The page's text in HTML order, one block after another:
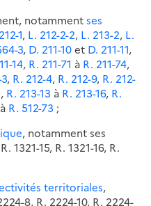
notammentses
1, L. 212-2-2, L. 213-2, L.
3, D. 211-10et D. 211-11,
14, R. 211-71 à R. 211-74,
, R. 212-4, R. 212-9, R. 212-
, R. 213-13 à R. 213-16, R.
à R. 512-73 ;
, notamment ses
1321-15, R. 1321-16, R.
territoriales,
8, R. 2224-10, R. 2224-